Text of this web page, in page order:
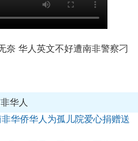
奈 华人英文不好遭南非警察刁
华人
华侨华人为孤儿院爱心捐赠送